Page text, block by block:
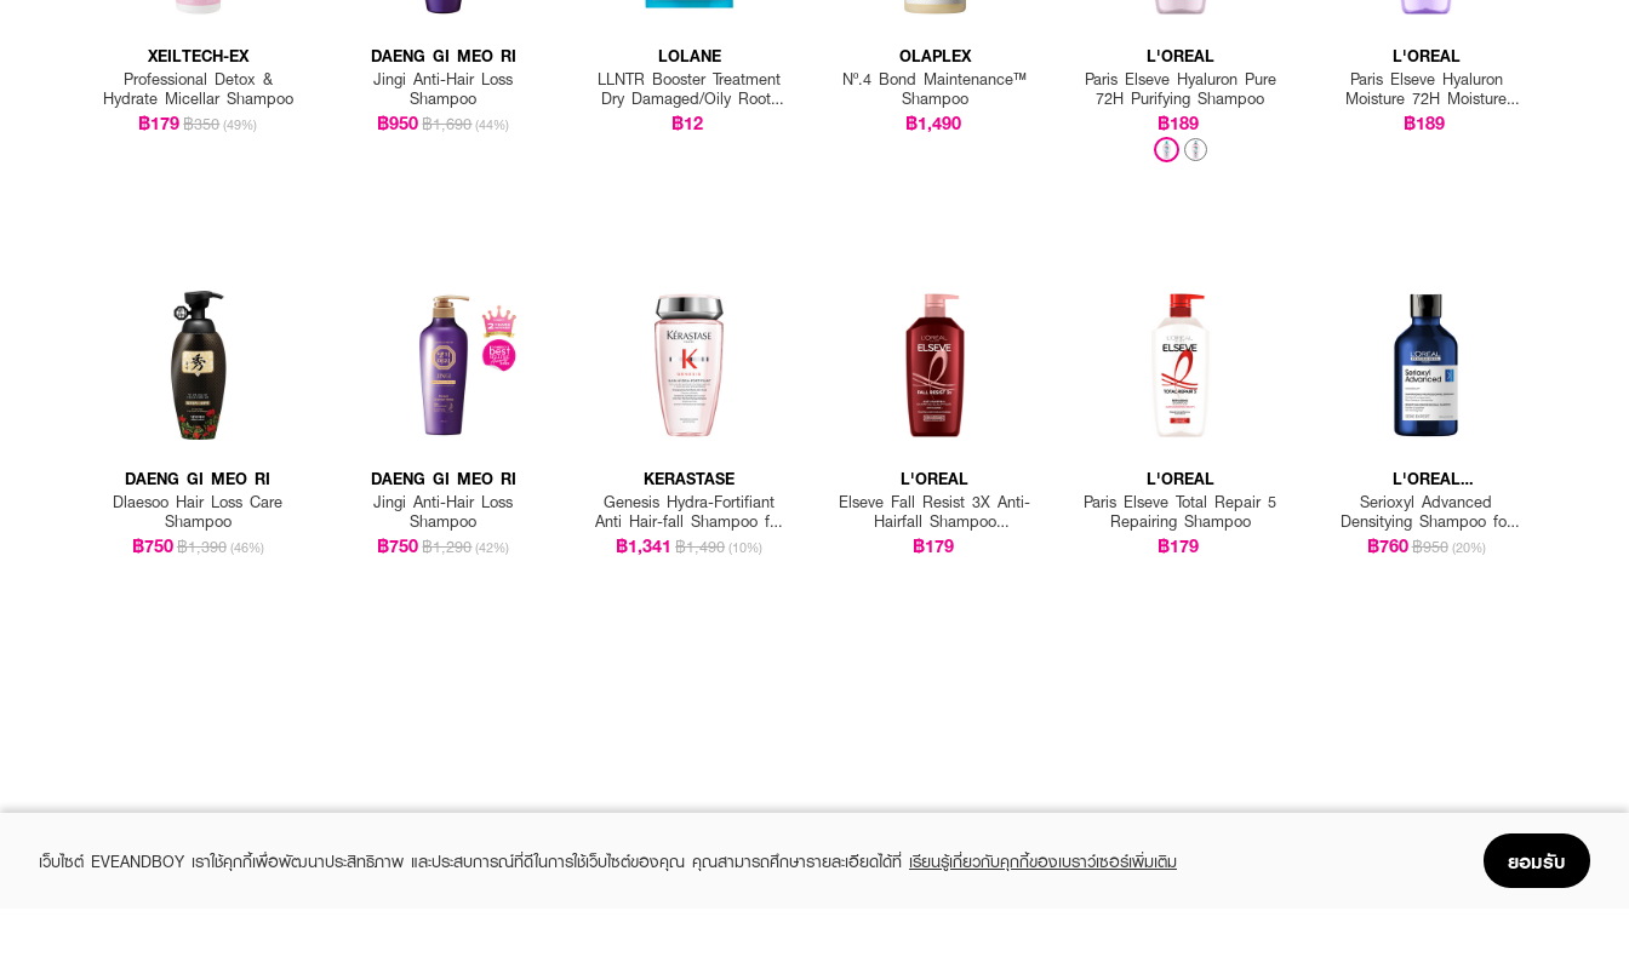
XEILTECH-EX
Professional Detox &
Hydrate Micellar Shampoo
฿179฿350 (49%)
DAENG GI MEO RI
Jingi Anti-Hair Loss
Shampoo
฿950฿1,690 (44%)
LOLANE
LLNTR Booster Treatment
Dry Damaged/Oily Roots
25g P12
฿12
OLAPLEX
Nº.4 Bond Maintenance™
Shampoo
฿1,490
L'OREAL
Paris Elseve Hyaluron Pure
72H Purifying Shampoo
฿189
L'OREAL
Paris Elseve Hyaluron
Moisture 72H Moisture
Filling Shampoo
฿189
DAENG GI MEO RI
Dlaesoo Hair Loss Care
Shampoo
฿750฿1,390 (46%)
DAENG GI MEO RI
Jingi Anti-Hair Loss
Shampoo
฿750฿1,290 (42%)
KERASTASE
Genesis Hydra-Fortifiant
Anti Hair-fall Shampoo for
Fine Hair
฿1,341 ฿1,490 (10%)
L'OREAL
Elseve Fall Resist 3X Anti-
Hairfall Shampoo
Scalp+Hair
฿179
L'OREAL
Paris Elseve Total Repair 5
Repairing Shampoo
฿179
L'OREAL
PROFESSIONNEL
Serioxyl Advanced
Densitying Shampoo for
Thinning Hair
฿760฿950 (20%)
เว็บไซต์ EVEANDBOY เราใช้คุกกี้เพื่อพัฒนาประสิทธิภาพ และประสบการณ์ที่ดีในการใช้เว็บไซต์ของคุณ คุณสามารถศึกษารายละเอียดได้ที่ เรียนรู้เกี่ยวกับคุกกี้ของเบราว์เซอร์เพิ่มเติม ยอมรับ